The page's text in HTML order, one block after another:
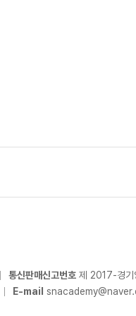
통신판매신고번호 제 2017-경
E-mail